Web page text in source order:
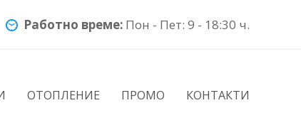
Работно време: Пон - Пет: 9 - 18:30 ч.
ОТОПЛЕНИЕ ПРОМО КОНТАКТИ